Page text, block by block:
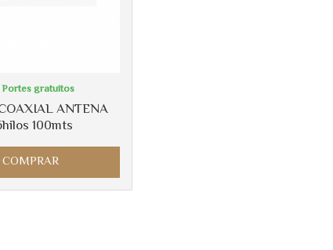
ANTENA
100mts
Portes gratuitos
COMPRAR